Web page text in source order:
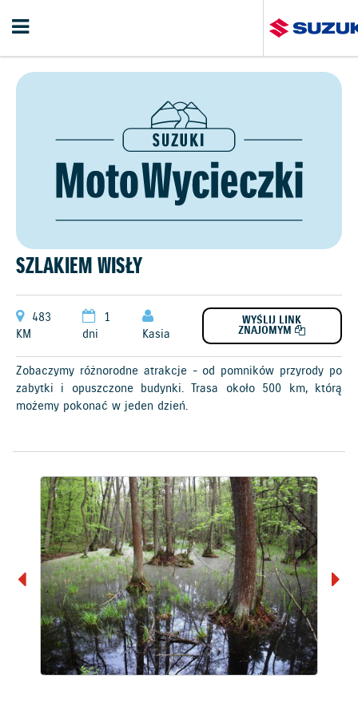
SZLAKIEM WISŁY
483
KM
1
dni
Kasia
WYŚLIJ LINK
ZNAJOMYM
Zobaczymy różnorodne atrakcje - od pomników przyrody po
zabytki i opuszczone budynki. Trasa około 500 km, którą
możemy pokonać w jeden dzień.